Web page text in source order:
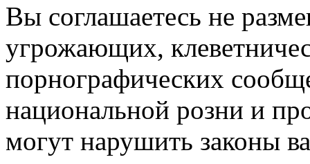
Вы соглашаетесь не
угрожающих,
порнографических
национальной розни и
могут нарушить законы